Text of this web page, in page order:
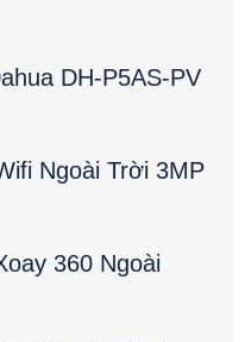
DH-P5AS-PV
Ngoài Trời 3MP
360 Ngoài